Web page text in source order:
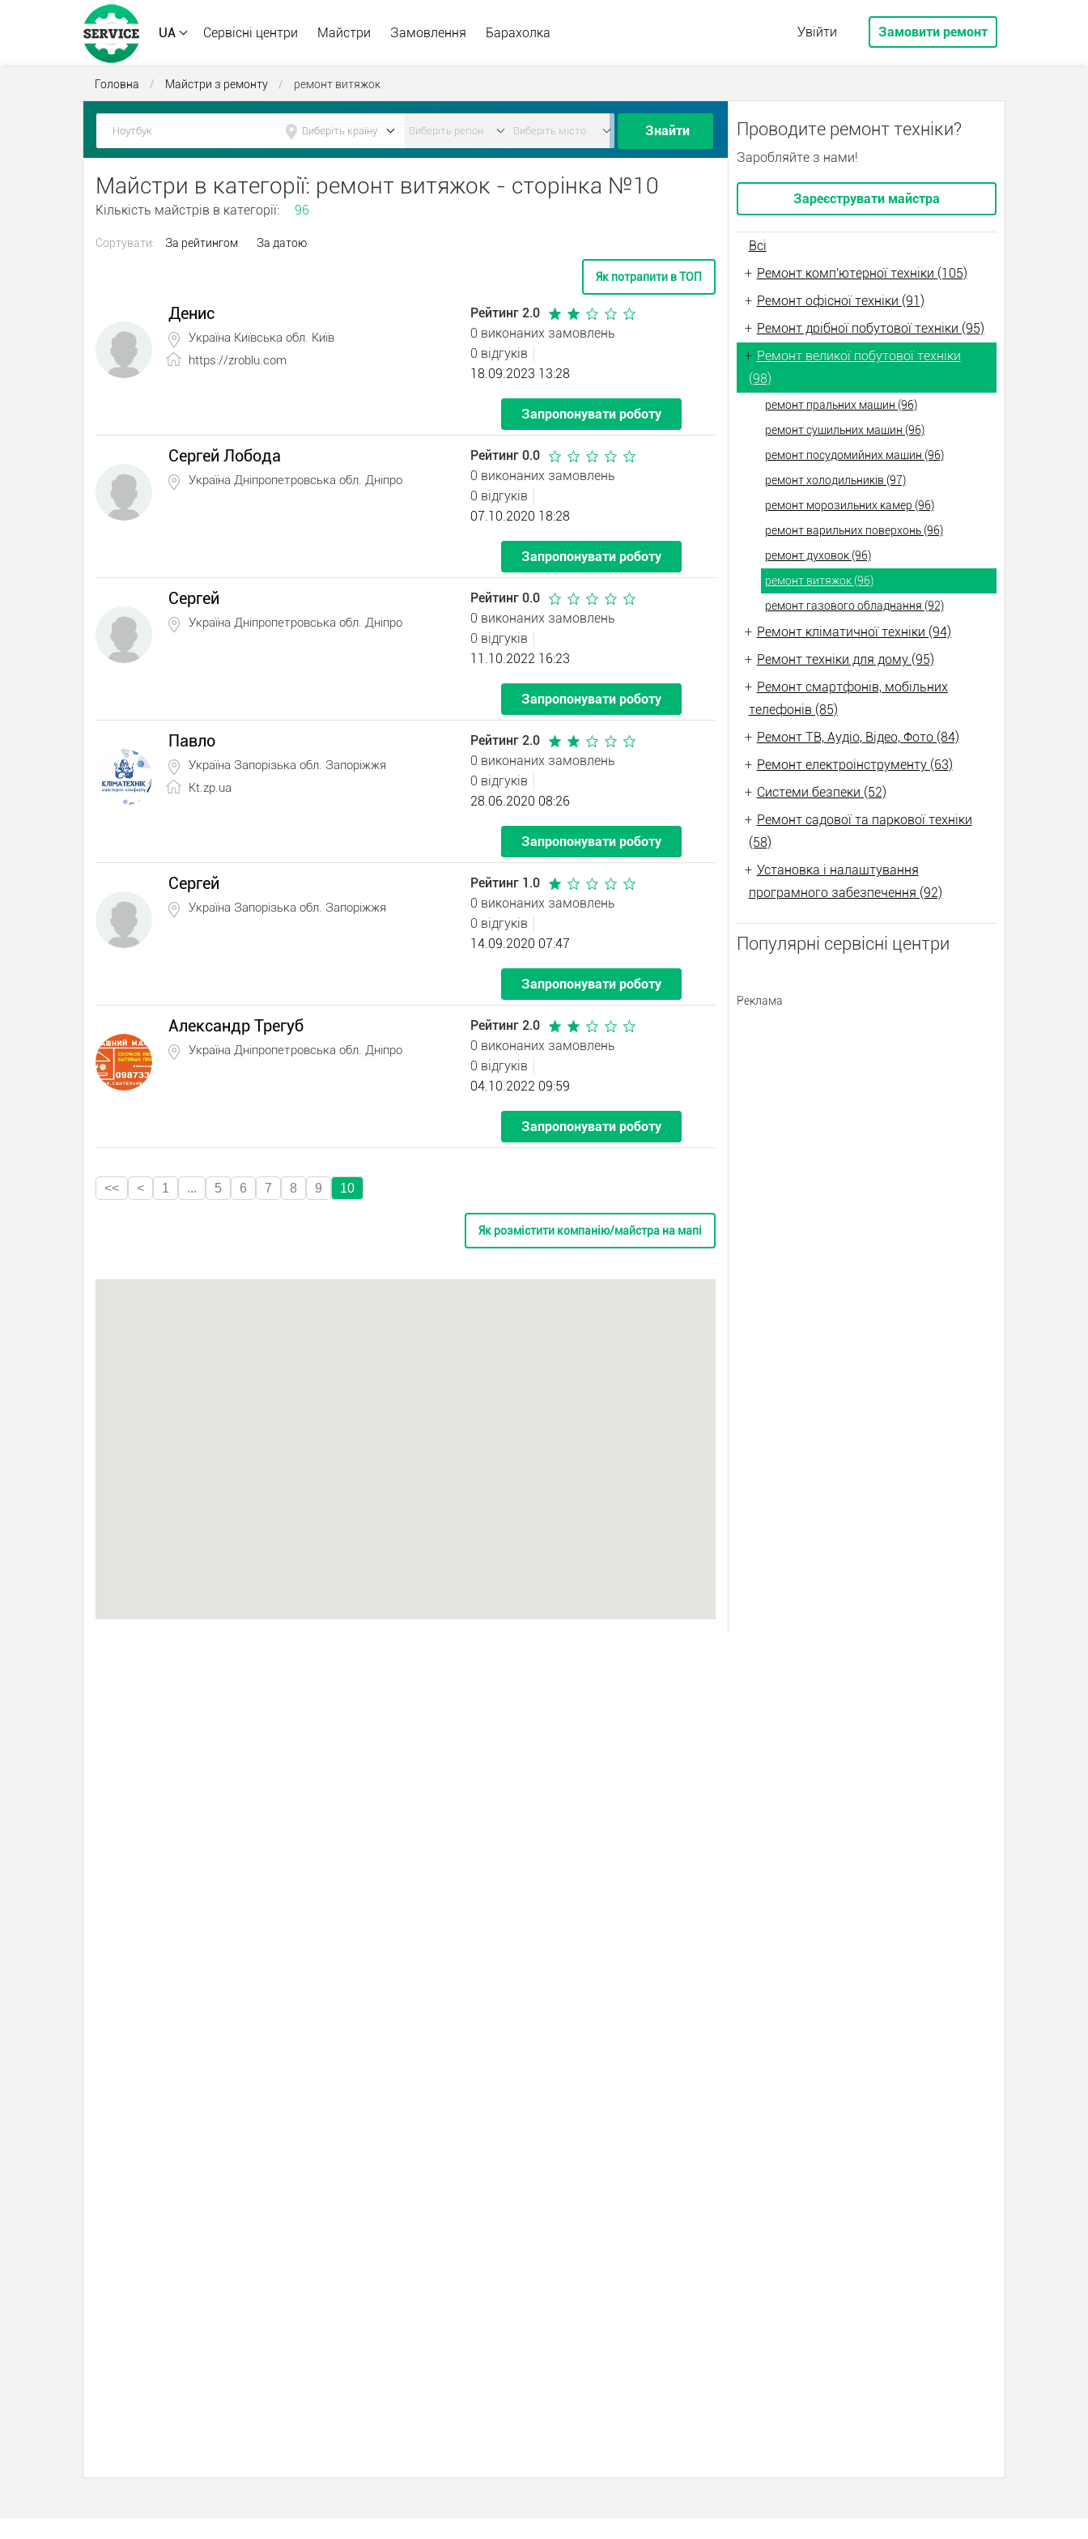
UA Сервісні центри Майстри Замовлення Барахолка Увійти Замовити ремонт
Головна / Майстри з ремонту / ремонт витяжок
Знайти
Майстри в категорії: ремонт витяжок - сторінка №10
Кількість майстрів в категорії: 96
Сортувати: За рейтингом За датою
Як потрапити в ТОП
Денис
Україна Київська обл. Київ
https://zroblu.com
Рейтинг 2.0
0 виконаних замовлень
0 відгуків
18.09.2023 13:28
Запропонувати роботу
Сергей Лобода
Україна Дніпропетровська обл. Дніпро
Рейтинг 0.0
0 виконаних замовлень
0 відгуків
07.10.2020 18:28
Запропонувати роботу
Сергей
Україна Дніпропетровська обл. Дніпро
Рейтинг 0.0
0 виконаних замовлень
0 відгуків
11.10.2022 16:23
Запропонувати роботу
Павло
Україна Запорізька обл. Запоріжжя
Kt.zp.ua
Рейтинг 2.0
0 виконаних замовлень
0 відгуків
28.06.2020 08:26
Запропонувати роботу
Сергей
Україна Запорізька обл. Запоріжжя
Рейтинг 1.0
0 виконаних замовлень
0 відгуків
14.09.2020 07:47
Запропонувати роботу
Александр Трегуб
Україна Дніпропетровська обл. Дніпро
Рейтинг 2.0
0 виконаних замовлень
0 відгуків
04.10.2022 09:59
Запропонувати роботу
<< < 1 ... 5 6 7 8 9 10
Як розмістити компанію/майстра на мапі
Проводите ремонт техніки?
Заробляйте з нами!
Зареєструвати майстра
Всі
+ Ремонт комп'ютерної техніки (105)
+ Ремонт офісної техніки (91)
+ Ремонт дрібної побутової техніки (95)
+ Ремонт великої побутової техніки
(98)
ремонт пральних машин (96)
ремонт сушильних машин (96)
ремонт посудомийних машин (96)
ремонт холодильників (97)
ремонт морозильних камер (96)
ремонт варильних поверхонь (96)
ремонт духовок (96)
ремонт витяжок (96)
ремонт газового обладнання (92)
+ Ремонт кліматичної техніки (94)
+ Ремонт техніки для дому (95)
+ Ремонт смартфонів, мобільних
телефонів (85)
+ Ремонт ТВ, Аудіо, Відео, Фото (84)
+ Ремонт електроінструменту (63)
+ Системи безпеки (52)
+ Ремонт садової та паркової техніки
(58)
+ Установка і налаштування
програмного забезпечення (92)
Популярні сервісні центри
Реклама